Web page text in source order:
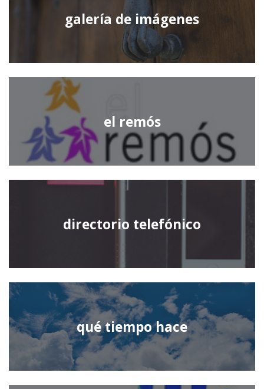
galería de imágenes
el remós
directorio telefónico
qué tiempo hace